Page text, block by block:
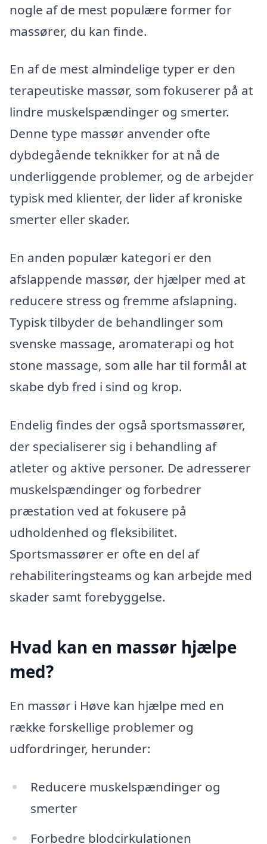
nogle af de mest populære former for
massører, du kan finde.
En af de mest almindelige typer er den
terapeutiske massør, som fokuserer på at
lindre muskelspændinger og smerter.
Denne type massør anvender ofte
dybdegående teknikker for at nå de
underliggende problemer, og de arbejder
typisk med klienter, der lider af kroniske
smerter eller skader.
En anden populær kategori er den
afslappende massør, der hjælper med at
reducere stress og fremme afslapning.
Typisk tilbyder de behandlinger som
svenske massage, aromaterapi og hot
stone massage, som alle har til formål at
skabe dyb fred i sind og krop.
Endelig findes der også sportsmassører,
der specialiserer sig i behandling af
atleter og aktive personer. De adresserer
muskelspændinger og forbedrer
præstation ved at fokusere på
udholdenhed og fleksibilitet.
Sportsmassører er ofte en del af
rehabiliteringsteams og kan arbejde med
skader samt forebyggelse.
Hvad kan en massør hjælpe
med?
En massør i Høve kan hjælpe med en
række forskellige problemer og
udfordringer, herunder:
Reducere muskelspændinger og
smerter
Forbedre blodcirkulationen